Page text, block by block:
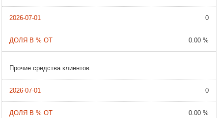
0
0.00 %
Прочие средства клиентов
0
0.00 %